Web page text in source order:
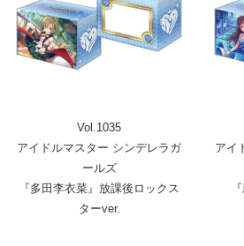
Vol.1035
アイドルマスター シンデレラガ
ールズ
『多田李衣菜』放課後ロックス
ターver.
アイ